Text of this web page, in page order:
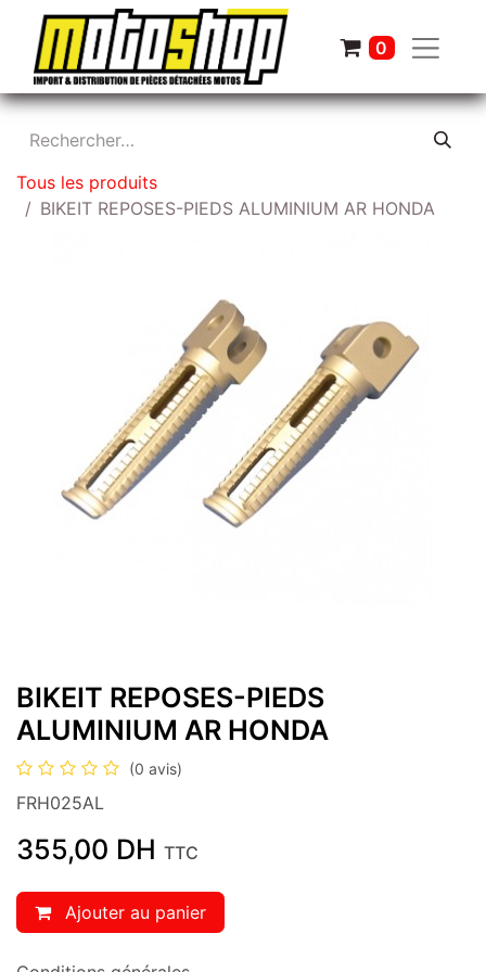
0
Tous les produits
BIKEIT REPOSES-PIEDS ALUMINIUM AR HONDA
BIKEIT REPOSES-PIEDS
ALUMINIUM AR HONDA
(0 avis)
FRH025AL
355,00 DH TTC
Ajouter au panier